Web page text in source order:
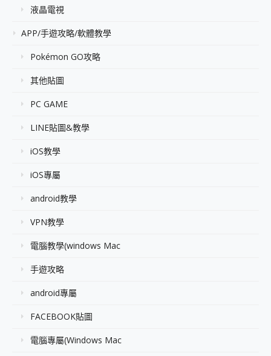
液晶電視
APP/手遊攻略/軟體教學
Pokémon GO攻略
其他貼圖
PC GAME
LINE貼圖&教學
iOS教學
iOS專屬
android教學
VPN教學
電腦教學(windows Mac
手遊攻略
android專屬
FACEBOOK貼圖
電腦專屬(Windows Mac